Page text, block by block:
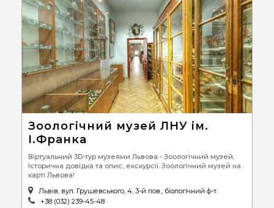
Зоологічний музей ЛНУ ім.
І.Франка
Віртуальний 3D-тур музеями Львова - Зоологічний музей.
Історична довідка та опис, екскурсії. Зоологічний музей на
карті Львова!
Львів, вул. Грушевського, 4, 3-й пов., біологічний ф-т.
+38 (032) 239-45-48